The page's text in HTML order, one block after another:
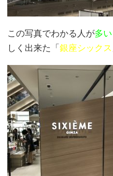
この写真でわかる人が多い
しく出来た「 銀座シックス